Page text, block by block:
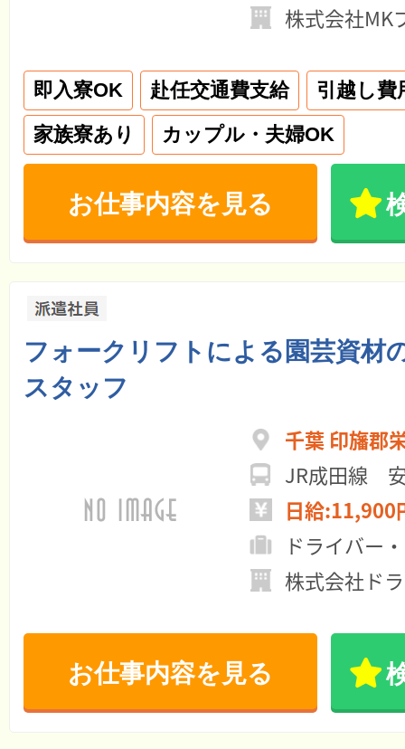
株式会社MK
即入寮OK 赴任交通費支給
引越し費
家族寮あり
カップル・夫婦OK
お仕事内容を見る
フォークリフトによる園芸資材
スタッフ
千葉 印旛郡
JR成田線
日給:11,900
ドライバー
株式会社ド
お仕事内容を見る